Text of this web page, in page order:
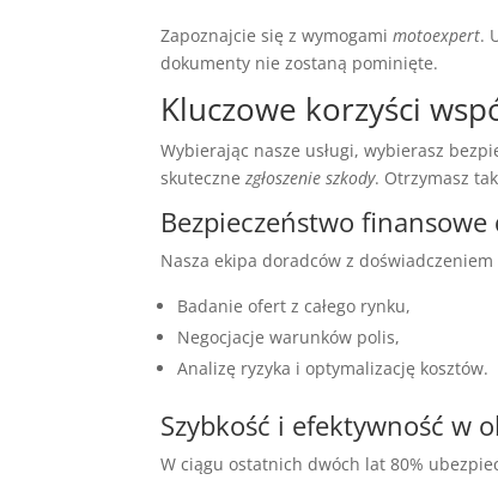
Zapoznajcie się z wymogamimotoexpert.
dokumenty nie zostaną pominięte.
Kluczowe korzyści
Wybierając nasze usługi, wybierasz
skutecznezgłoszenie szkody. Otrzymasz
Bezpieczeństwo
Nasza ekipa doradców z
Badanie ofert z całego rynku,
Negocjacje warunków polis,
Analizę ryzyka i optymalizację kosztów.
Szybkość i efektywność w
W ciągu ostatnich dwóch lat 80%